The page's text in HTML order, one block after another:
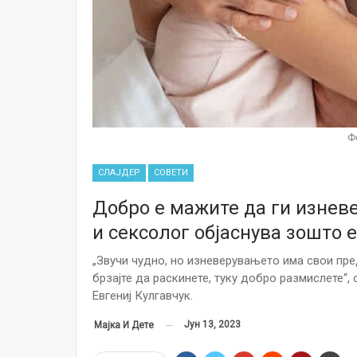
СЛАЈДЕР СОВЕТИ
Добро е мажите да ги
и сексолог објаснува зошто
„Звучи чудно, но изневерувањето има свои
брзајте да раскинете, туку добро
Евгениј Кулгавчук.
Мајка И Дете Јун 13, 2023